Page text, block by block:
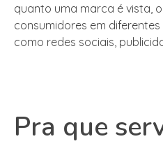
quanto uma marca é vista,
consumidores em
como redes sociais,
Pra que